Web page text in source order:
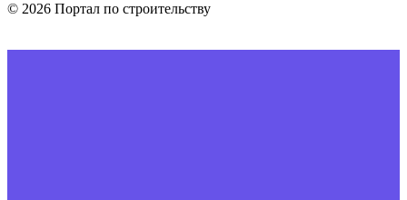
© 2026 Портал по строительству